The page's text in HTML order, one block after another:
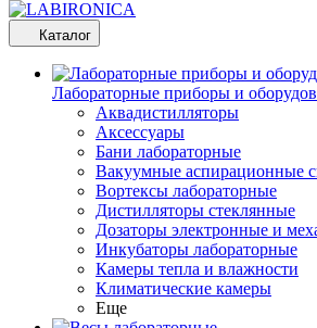
Каталог
Лабораторные приборы и
Аквадистилляторы
Аксессуары
Бани лабораторные
Вакуумные аспирационные
Вортексы лабораторные
Дистилляторы стеклянные
Дозаторы электронные и
Инкубаторы лабораторные
Камеры тепла и влажности
Климатические камеры
Еще